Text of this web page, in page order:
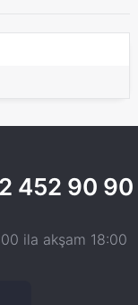
452 90 90
ila akşam 18:00